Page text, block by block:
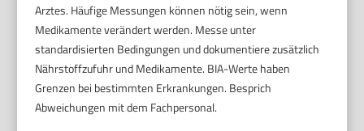
Arztes. Häufige Messungen können nötig sein, wenn
Medikamente verändert werden. Messe unter
standardisierten Bedingungen und dokumentiere zusätzlich
Nährstoffzufuhr und Medikamente. BIA-Werte haben
Grenzen bei bestimmten Erkrankungen. Besprich
Abweichungen mit dem Fachpersonal.